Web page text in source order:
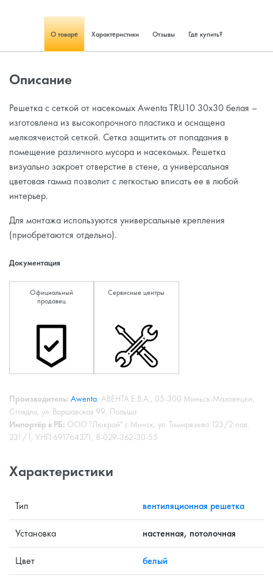
О товаре Характеристики Отзывы Где купить?
Описание
Решетка с сеткой от насекомых Awenta TRU10 30х30 белая –
изготовлена из высокопрочного пластика и оснащена
мелкоячеистой сеткой. Сетка защитить от попадания в
помещение различного мусора и насекомых. Решетка
визуально закроет отверстие в стене, а универсальная
цветовая гамма позволит с легкостью вписать ее в любой
интерьер.
Для монтажа используются универсальные крепления
(приобретаются отдельно).
Документация
Официальный
продавец
Сервисные центры
Производитель: Awenta, АВЕНТА Е.В.А., 05-300 Миньск-Мазовецки,
Стоядла, ул. Варшавская 99, Польша
Импортёр в РБ: ООО "Люкрай" г. Минск, ул. Тимирязева 123/2 пав.
231/1, УНП 691764371, 8-029-362-30-55
Характеристики
Тип вентиляционная решетка
Установка настенная, потолочная
Цвет белый